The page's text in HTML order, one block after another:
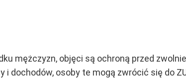
mężczyzn, objęci są ochroną przed
dochodów, osoby te mogą zwrócić się do